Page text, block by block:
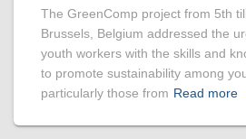
The GreenComp project from 5th
Brussels, Belgium addressed the
youth workers with the skills and
to promote sustainability among
particularly those from Read more